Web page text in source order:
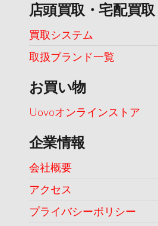
店頭買取・宅配買取
買取システム
取扱ブランド一覧
お買い物
Uovoオンラインストア
企業情報
会社概要
アクセス
プライバシーポリシー